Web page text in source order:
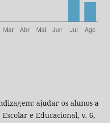
ajudar os alunos a
e Educacional, v. 6,